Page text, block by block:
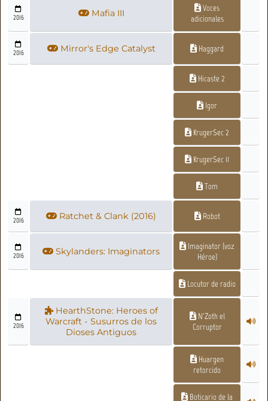
2016 Mafia III
Voces
adicionales
2016 Mirror's Edge Catalyst Haggard
Hicaste 2
Igor
KrugerSec 2
KrugerSec 11
Tom
2016 Ratchet & Clank (2016) Robot
2016 Skylanders: Imaginators
Imaginator (voz
Héroe)
Locutor de radio
2016
HearthStone: Heroes of
Warcraft - Susurros de los
Dioses Antiguos
N'Zoth el
Corruptor
Huargen
retorcido
Boticario de la